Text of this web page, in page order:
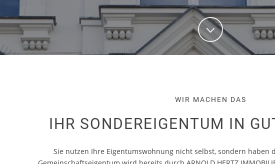
WIR MACHEN DAS
IHR SONDEREIGENTUM IN
Sie nutzen Ihre Eigentumswohnung nicht selbst, sondern haben